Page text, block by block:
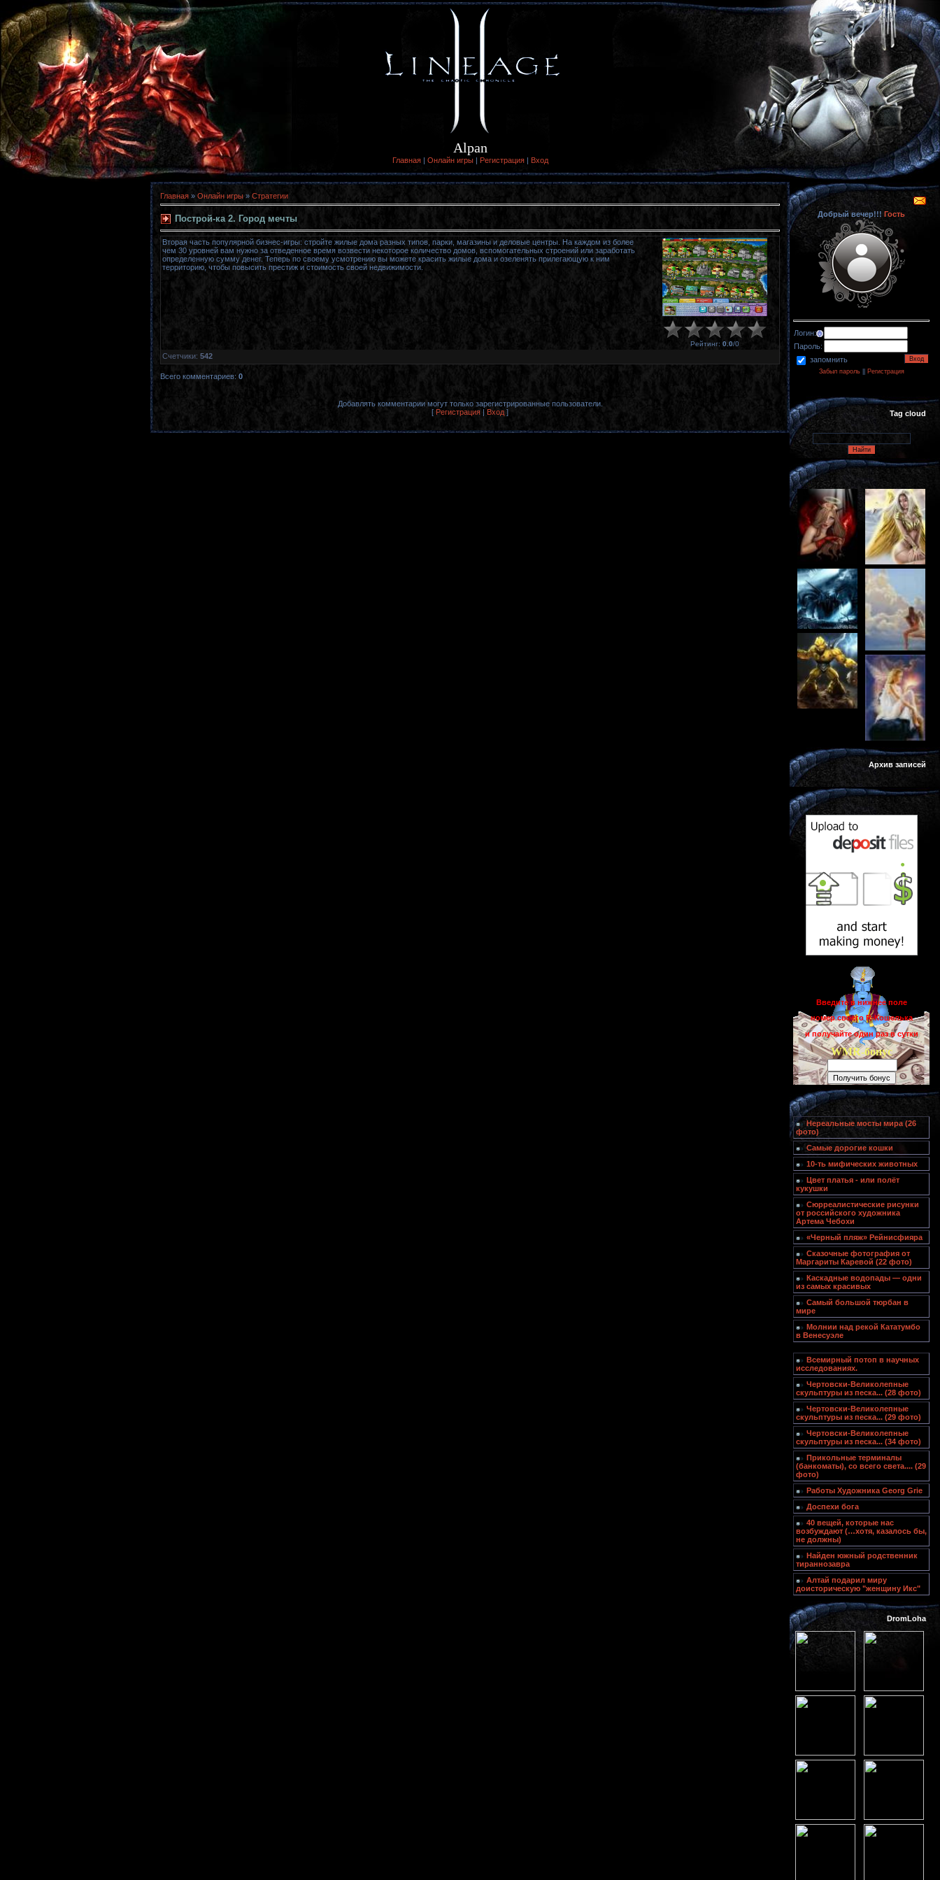
Alpan
Главная| Онлайн игры| Регистрация| Вход
Главная » Онлайн игры » Стратегии
Построй-ка 2. Город мечты
Вторая часть популярной бизнес-игры: стройте жилые дома разных типов, парки, магазины и деловые центры. На каждом из более
чем 30 уровней вам нужно за отведенное время возвести некоторое количество домов, вспомогательных строений или заработать
определенную сумму денег. Теперь по своему усмотрению вы можете красить жилые дома и озеленять прилегающую к ним
территорию, чтобы повысить престиж и стоимость своей недвижимости.
Рейтинг: 0.0/0
Счетчики: 542
Всего комментариев: 0
Добавлять комментарии могут только зарегистрированные пользователи.
[ Регистрация | Вход ]
Добрый вечер!!! Гость
Логин:
Пароль:
запомнить
Забыл пароль|| Регистрация
Tag cloud
Архив записей
Введите в нижнее поле
номер своего R-Кошелька
и получайте один раз в сутки
WMR-бонус
Нереальные мосты мира (26
фото)
Самые дорогие кошки
10-ть мифических животных
Цвет платья - или полёт
кукушки
Сюрреалистические рисунки
от российского художника
Артема Чебохи
«Черный пляж» Рейнисфияра
Сказочные фотография от
Маргариты Каревой (22 фото)
Каскадные водопады — одни
из самых красивых
Самый большой тюрбан в
мире
Молнии над рекой Кататумбо
в Венесуэле
Всемирный потоп в научных
исследованиях.
Чертовски-Великолепные
скульптуры из песка... (28 фото)
Чертовски-Великолепные
скульптуры из песка... (29 фото)
Чертовски-Великолепные
скульптуры из песка... (34 фото)
Прикольные терминалы
(банкоматы), со всего света.... (29
фото)
Работы Художника Georg Grie
Доспехи бога
40 вещей, которые нас
возбуждают (…хотя, казалось бы,
не должны)
Найден южный родственник
тираннозавра
Алтай подарил миру
доисторическую "женщину Икс"
DromLoha